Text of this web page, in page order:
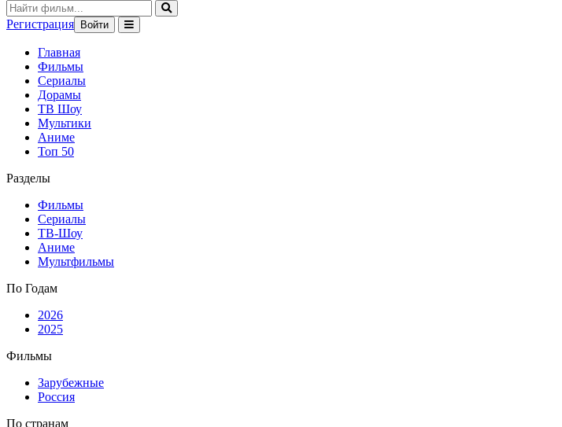
Регистрация Войти
Главная
Фильмы
Сериалы
Дорамы
ТВ Шоу
Мультики
Аниме
Топ 50
Разделы
Фильмы
Сериалы
ТВ-Шоу
Аниме
Мультфильмы
По Годам
2026
2025
Фильмы
Зарубежные
Россия
По странам